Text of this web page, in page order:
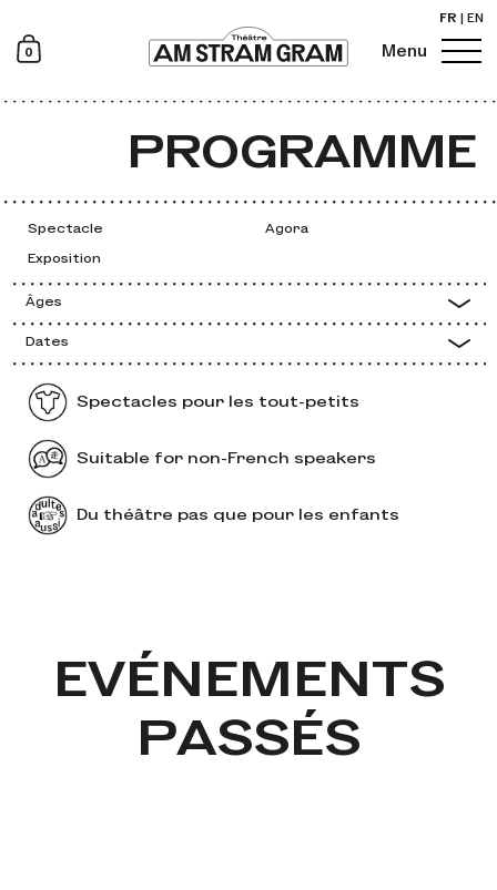
0 Newsletter Menu
FR EN
PROGRAMME
Spectacle Agora
Exposition
Âges
Dates
Spectacles pour les tout-petits
Suitable for non-French speakers
Du théâtre pas que pour les enfants
EVÉNEMENTS
PASSÉS